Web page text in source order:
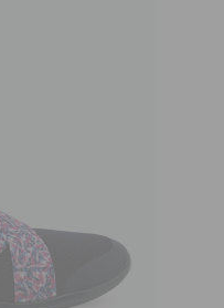
كروكس لمكان العمل